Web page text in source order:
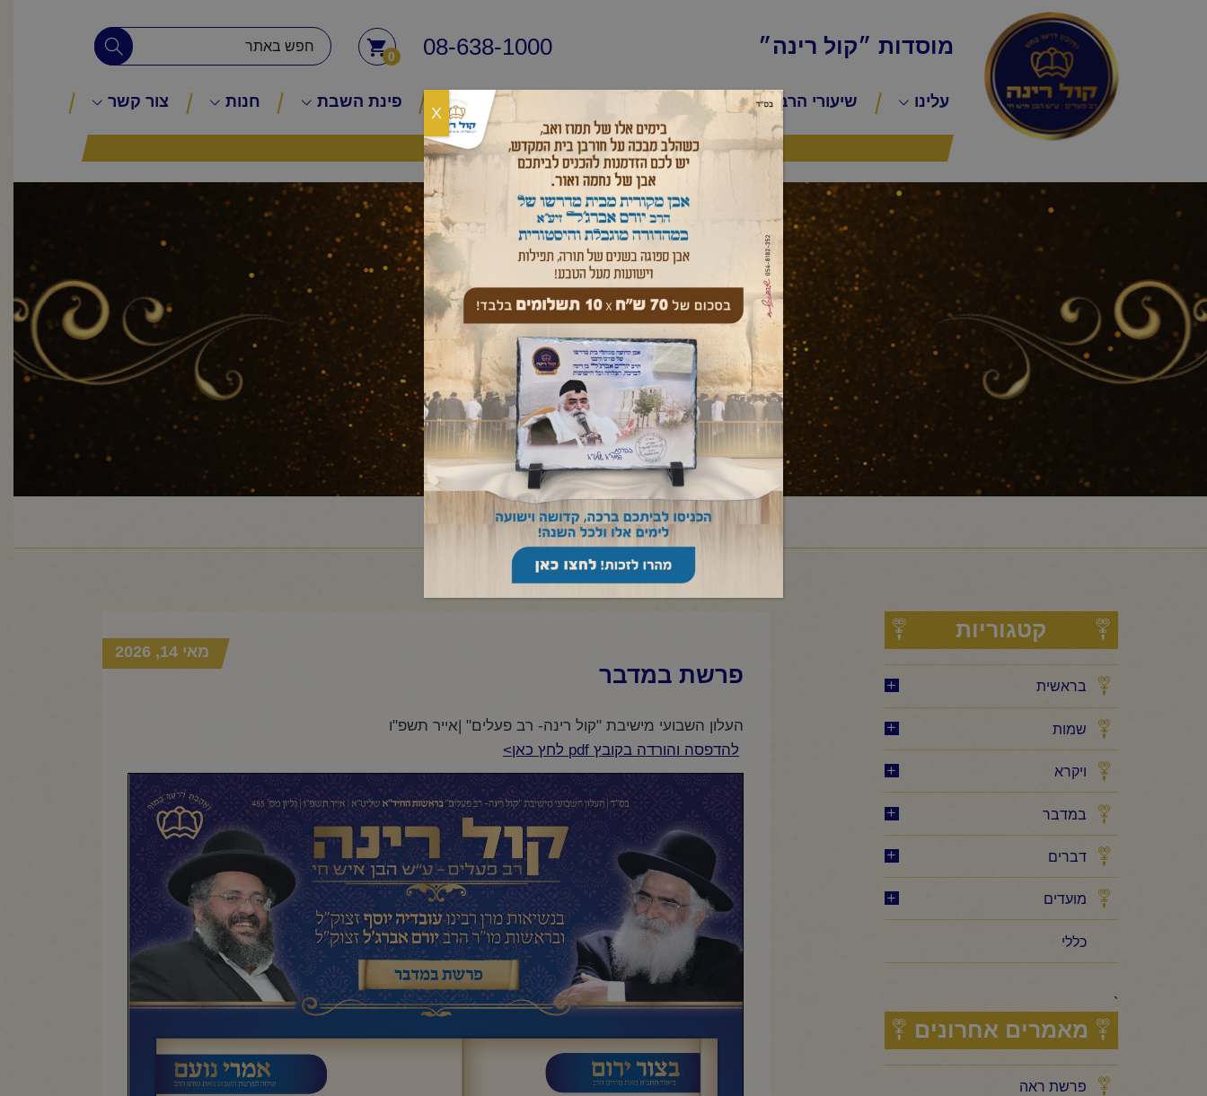
מוסדות ״קול רינה״ 08-638-1000
0
עלינו שיעורי הרב שיעורי החיד״א שאלות ותשובות פינת השבת חנות צור קשר
היה שותף
עלון לשבת
ראשי / עלון לשבת/במדבר/במדבר/פרשת במדבר
קטגוריות
בראשית
שמות
ויקרא
במדבר
דברים
מועדים
כללי
`
מאמרים אחרונים
פרשת ראה
פרשת במדבר
מאי 14, 2026
העלון השבועי מישיבת "קול רינה- רב פעלים" |אייר תשפ"ו
להדפסה והורדה בקובץ pdf לחץ כאן>
X